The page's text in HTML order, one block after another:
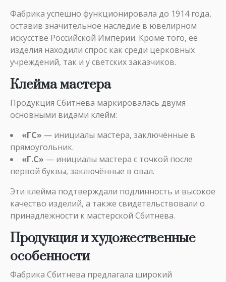
Фабрика успешно функционировала до 1914 года,
оставив значительное наследие в ювелирном
искусстве Российской Империи. Кроме того, её
изделия находили спрос как среди церковных
учреждений, так и у светских заказчиков.
Клейма мастера
Продукция Сбитнева маркировалась двумя
основными видами клейм:
«ГС» — инициалы мастера, заключённые в
прямоугольник.
«Г.С» — инициалы мастера с точкой после
первой буквы, заключённые в овал.
Эти клейма подтверждали подлинность и высокое
качество изделий, а также свидетельствовали о
принадлежности к мастерской Сбитнева.
Продукция и художественные
особенности
Фабрика Сбитнева предлагала широкий